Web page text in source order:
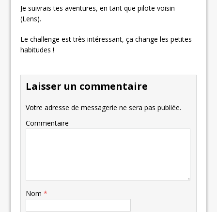
Je suivrais tes aventures, en tant que pilote voisin
(Lens).
Le challenge est très intéressant, ça change les petites
habitudes !
Laisser un commentaire
Votre adresse de messagerie ne sera pas publiée.
Commentaire
Nom*